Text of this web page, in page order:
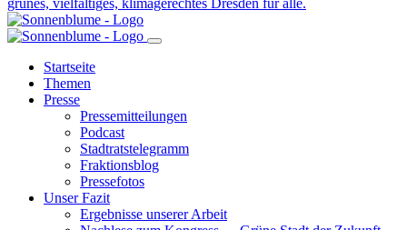
grünes, vielfältiges, klimagerechtes Dresden für alle.
Startseite
Themen
Presse
Pressemitteilungen
Podcast
Stadtratstelegramm
Fraktionsblog
Pressefotos
Unser Fazit
Ergebnisse unserer Arbeit